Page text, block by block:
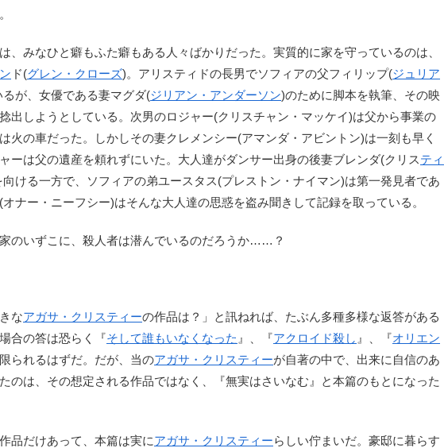
みなひと癖もふた癖もある人々ばかりだった。実質的に家を守っているのは、
ド(グレン・クローズ)。アリスティドの長男でソフィアの父フィリップ(ジュリア
るが、女優である妻マグダ(ジリアン・アンダーソン)のために脚本を執筆、その映
出しようとしている。次男のロジャー(クリスチャン・マッケイ)は父から事業の
火の車だった。しかしその妻クレメンシー(アマンダ・アビントン)は一刻も早く
ーは父の遺産を頼れずにいた。大人達がダンサー出身の後妻ブレンダ(クリスティ
ける一方で、ソフィアの弟ユースタス(プレストン・ナイマン)は第一発見者であ
ナー・ニーフシー)はそんな大人達の思惑を盗み聞きして記録を取っている。
のいずこに、殺人者は潜んでいるのだろうか……？
なアガサ・クリスティーの作品は？」と訊ねれば、たぶん多種多様な返答がある
合の答は恐らく『そして誰もいなくなった 』、『アクロイド殺し 』、『オリエン
られるはずだ。だが、当のアガサ・クリスティーが自著の中で、出来に自信のあ
は、その想定される作品ではなく、『無実はさいなむ』と本篇のもとになった
品だけあって、本篇は実にアガサ・クリスティーらしい佇まいだ。豪邸に暮らす